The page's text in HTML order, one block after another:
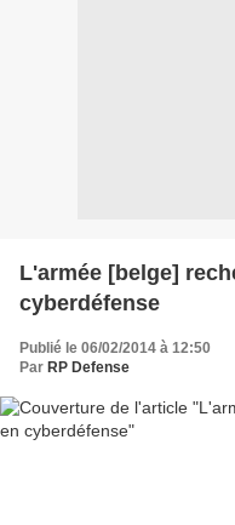
L'armée [belge]
cyberdéfense
Publié le 06/02/2014 à 12:50
Par RP Defense